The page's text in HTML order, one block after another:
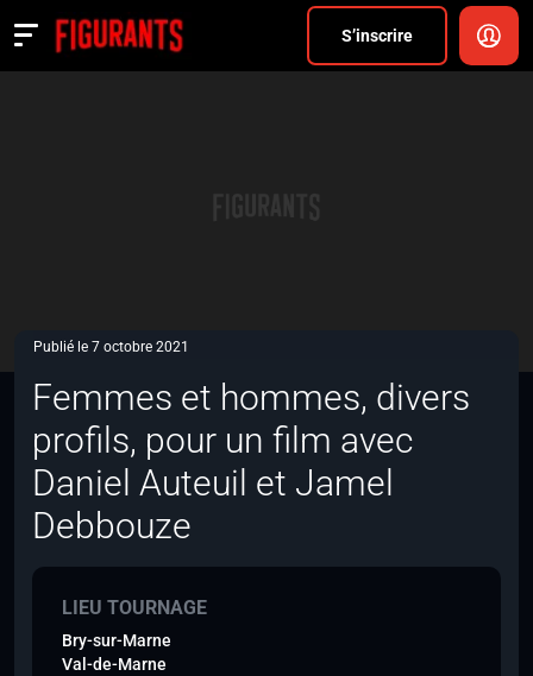
S’inscrire
Actualités
Publié le 7 octobre 2021
Femmes et hommes, divers
profils, pour un film avec
Daniel Auteuil et Jamel
Debbouze
LIEU TOURNAGE
Bry-sur-Marne
Val-de-Marne